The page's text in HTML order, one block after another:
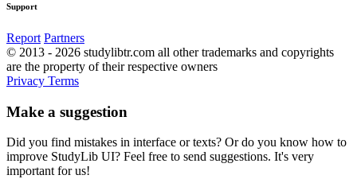
Support
Report Partners
© 2013 - 2026 studylibtr.com all other trademarks and copyrights
are the property of their respective owners
Privacy Terms
Make a suggestion
Did you find mistakes in interface or texts? Or do you know how to
improve StudyLib UI? Feel free to send suggestions. It's very
important for us!